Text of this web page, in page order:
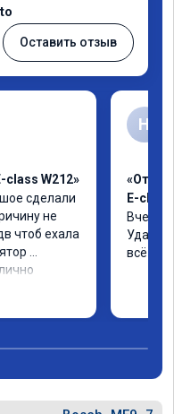
Оставить отзыв
class W212»
сделали
не
чтоб ехала
Н
E-class
Вчера
всё